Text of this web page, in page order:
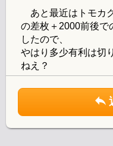
あと最近はトモカ
の差枚＋2000前後で
したので、
やはり多少有利は切
ねえ？